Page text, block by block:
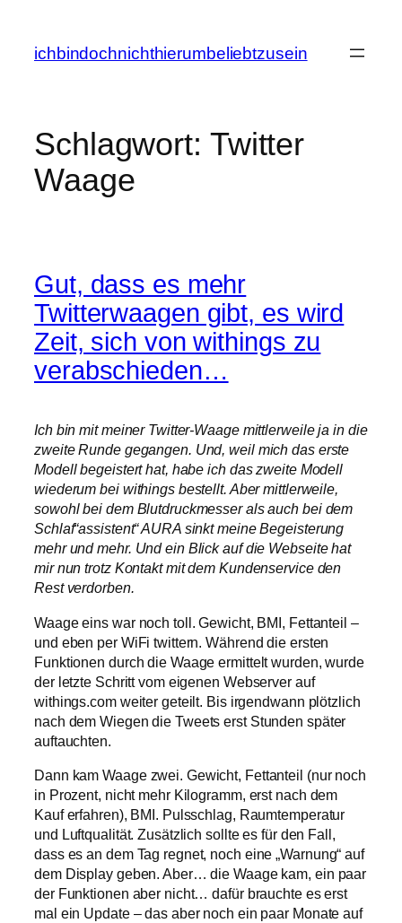
springen
ichbindochnichthierumbeliebtzusein
Schlagwort: Twitter
Waage
Gut, dass es mehr
Twitterwaagen gibt, es wird
Zeit, sich von withings zu
verabschieden…
Ich bin mit meiner Twitter-Waage mittlerweile ja in die
zweite Runde gegangen. Und, weil mich das erste
Modell begeistert hat, habe ich das zweite Modell
wiederum bei withings bestellt. Aber mittlerweile,
sowohl bei dem Blutdruckmesser als auch bei dem
Schlaf“assistent“ AURA sinkt meine Begeisterung
mehr und mehr. Und ein Blick auf die Webseite hat
mir nun trotz Kontakt mit dem Kundenservice den
Rest verdorben.
Waage eins war noch toll. Gewicht, BMI, Fettanteil –
und eben per WiFi twittern. Während die ersten
Funktionen durch die Waage ermittelt wurden, wurde
der letzte Schritt vom eigenen Webserver auf
withings.com weiter geteilt. Bis irgendwann plötzlich
nach dem Wiegen die Tweets erst Stunden später
auftauchten.
Dann kam Waage zwei. Gewicht, Fettanteil (nur noch
in Prozent, nicht mehr Kilogramm, erst nach dem
Kauf erfahren), BMI. Pulsschlag, Raumtemperatur
und Luftqualität. Zusätzlich sollte es für den Fall,
dass es an dem Tag regnet, noch eine „Warnung“ auf
dem Display geben. Aber… die Waage kam, ein paar
der Funktionen aber nicht… dafür brauchte es erst
mal ein Update – das aber noch ein paar Monate auf